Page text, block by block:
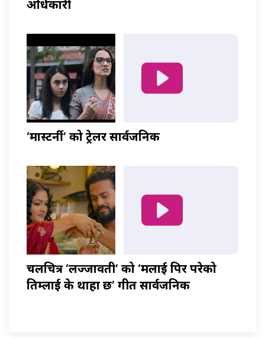
अधिकारी
‘मास्टर्नी’ को ट्रेलर सार्वजनिक
चलचित्र ‘लज्जावती’ को ‘मलाई पिर परेको
तिम्लाई के थाहा छ’ गीत सार्वजनिक